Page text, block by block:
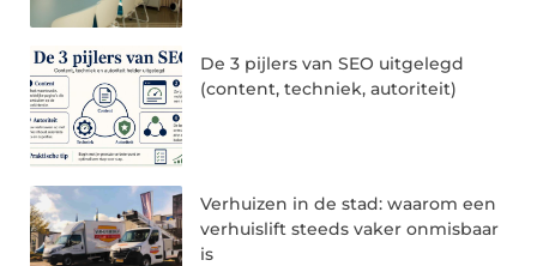
De 3 pijlers van SEO uitgelegd
(content, techniek, autoriteit)
Verhuizen in de stad: waarom een
verhuislift steeds vaker onmisbaar
is